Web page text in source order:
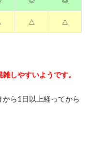
△ △
しやすいようです。
ら1日以上経ってから